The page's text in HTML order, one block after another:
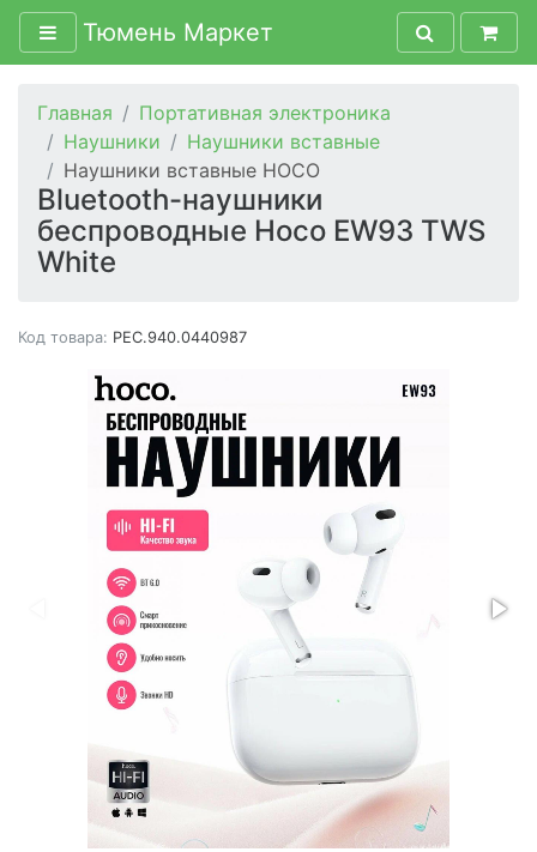
Тюмень Маркет
Главная
Портативная электроника
Наушники
Наушники вставные
Наушники вставные HOCO
Bluetooth-наушники
беспроводные Hoco EW93 TWS
White
Код товара: PEC.940.0440987